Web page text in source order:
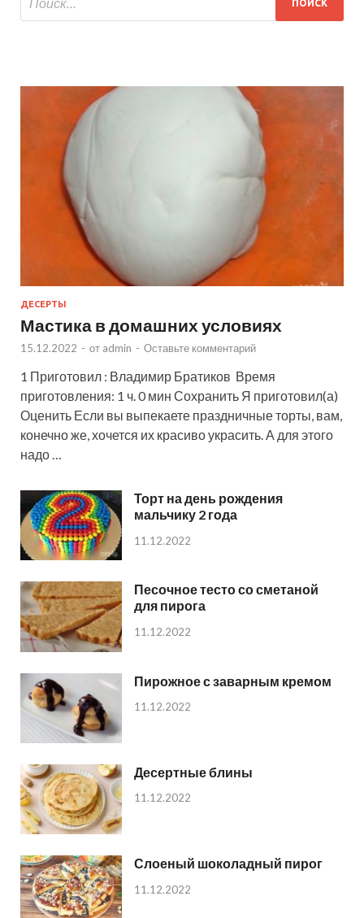
ДЕСЕРТЫ
Мастика в домашних условиях
15.12.2022 - от admin - Оставьте комментарий
1 Приготовил : Владимир Братиков Время
приготовления: 1 ч. 0 мин Сохранить Я приготовил(а)
Оценить Если вы выпекаете праздничные торты, вам,
конечно же, хочется их красиво украсить. А для этого
надо …
Торт на день рождения
мальчику 2 года
11.12.2022
Песочное тесто со сметаной
для пирога
11.12.2022
Пирожное с заварным кремом
11.12.2022
Десертные блины
11.12.2022
Слоеный шоколадный пирог
11.12.2022